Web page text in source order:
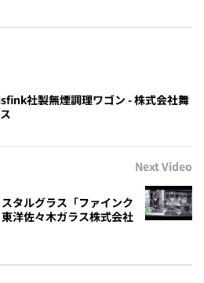
社製無煙調理ワゴン - 株式会社舞
Next Video
タルグラス「ファインク
洋佐々木ガラス株式会社